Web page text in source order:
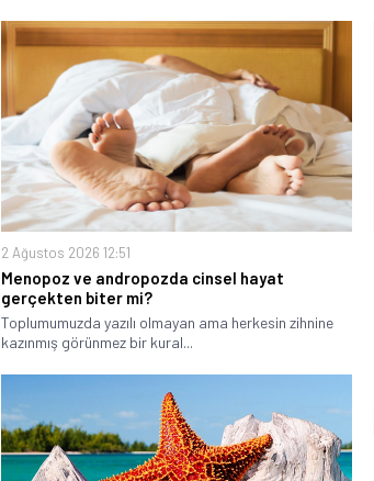
2 Ağustos 2026 12:51
Menopoz ve andropozda cinsel hayat
gerçekten biter mi?
Toplumumuzda yazılı olmayan ama herkesin zihnine
kazınmış görünmez bir kural...